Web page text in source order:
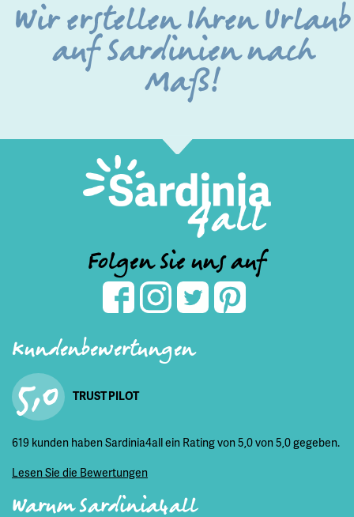
Wir erstellen Ihren Urlaub
auf Sardinien nach
Maß!
Folgen Sie uns auf
Kundenbewertungen
5,0 TRUST PILOT
619 kunden haben Sardinia4all ein Rating von 5,0 von 5,0 gegeben.
Lesen Sie die Bewertungen
Warum Sardinia4all